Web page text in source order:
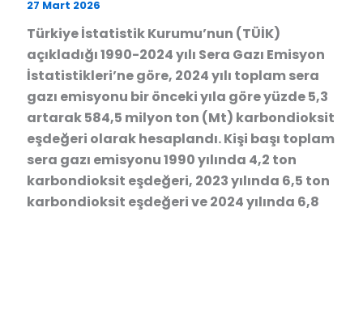
27 Mart 2026
Türkiye İstatistik Kurumu’nun (TÜİK)
açıkladığı 1990-2024 yılı Sera Gazı Emisyon
İstatistikleri’ne göre, 2024 yılı toplam sera
gazı emisyonu bir önceki yıla göre yüzde 5,3
artarak 584,5 milyon ton (Mt) karbondioksit
eşdeğeri olarak hesaplandı. Kişi başı toplam
sera gazı emisyonu 1990 yılında 4,2 ton
karbondioksit eşdeğeri, 2023 yılında 6,5 ton
karbondioksit eşdeğeri ve 2024 yılında 6,8